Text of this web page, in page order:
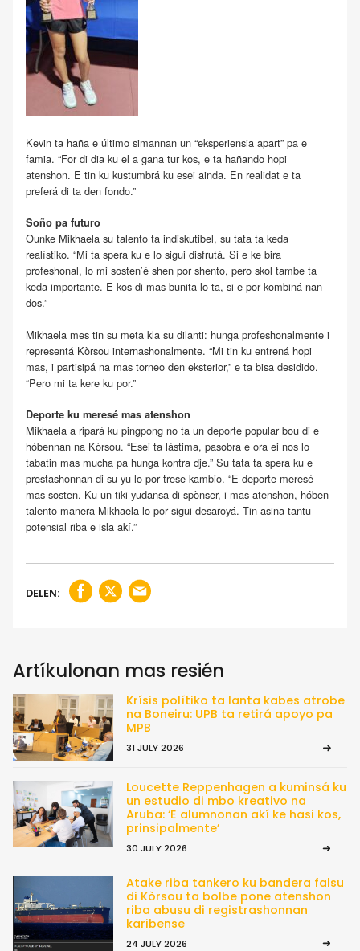
Kevin ta haña e último simannan un “eksperiensia apart” pa e
famia. “For di dia ku el a gana tur kos, e ta hañando hopi
atenshon. E tin ku kustumbrá ku esei ainda. En realidat e ta
preferá di ta den fondo.”
Soño pa futuro
Ounke Mikhaela su talento ta indiskutibel, su tata ta keda
realístiko. “Mi ta spera ku e lo sigui disfrutá. Si e ke bira
profeshonal, lo mi sosten’é shen por shento, pero skol tambe ta
keda importante. E kos di mas bunita lo ta, si e por kombiná nan
dos.”
Mikhaela mes tin su meta kla su dilanti: hunga profeshonalmente i
representá Kòrsou internashonalmente. “Mi tin ku entrená hopi
mas, i partisipá na mas torneo den eksterior,” e ta bisa desidido.
“Pero mi ta kere ku por.”
Deporte ku meresé mas atenshon
Mikhaela a ripará ku pingpong no ta un deporte popular bou di e
hóbennan na Kòrsou. “Esei ta lástima, pasobra e ora ei nos lo
tabatin mas mucha pa hunga kontra dje.” Su tata ta spera ku e
prestashonnan di su yu lo por trese kambio. “E deporte meresé
mas sosten. Ku un tiki yudansa di spònser, i mas atenshon, hóben
talento manera Mikhaela lo por sigui desaroyá. Tin asina tantu
potensial riba e isla akí.”
DELEN:
Artíkulonan mas resién
Krísis polítiko ta lanta kabes atrobe
na Boneiru: UPB ta retirá apoyo pa
MPB
31 JULY 2026
Loucette Reppenhagen a kuminsá ku
un estudio di mbo kreativo na
Aruba: ‘E alumnonan akí ke hasi kos,
prinsipalmente’
30 JULY 2026
Atake riba tankero ku bandera falsu
di Kòrsou ta bolbe pone atenshon
riba abusu di registrashonnan
karibense
24 JULY 2026